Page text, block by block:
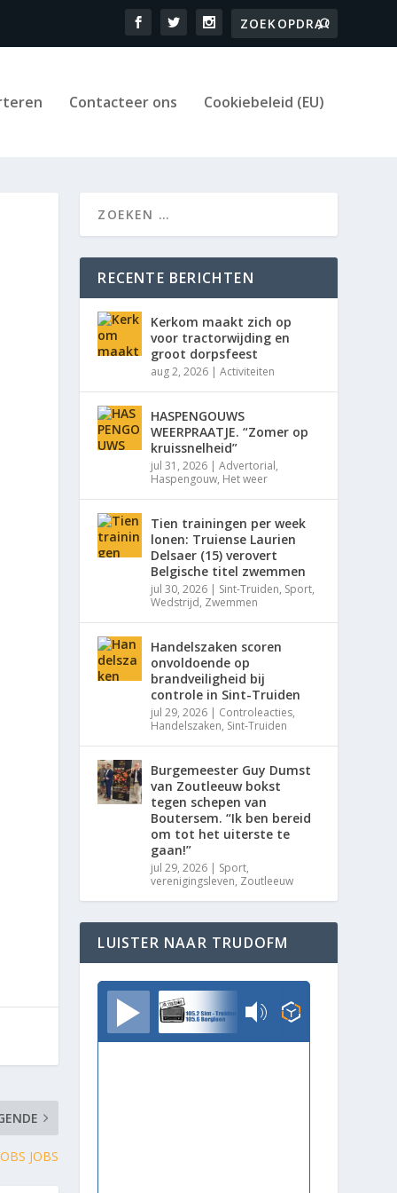
Contacteer ons Cookiebeleid (EU)
JOBS
RECENTE BERICHTEN
Kerkom maakt zich op
voor tractorwijding en
groot dorpsfeest
aug 2, 2026 |Activiteiten
HASPENGOUWS
WEERPRAATJE. “Zomer op
kruissnelheid”
jul 31, 2026 |Advertorial,
Haspengouw, Het weer
Tien trainingen per week
lonen: Truiense Laurien
Delsaer (15) verovert
Belgische titel zwemmen
jul 30, 2026 | Sint-Truiden, Sport,
Wedstrijd, Zwemmen
Handelszaken scoren
onvoldoende op
brandveiligheid bij
controle in Sint-Truiden
jul 29, 2026 | Controleacties,
Handelszaken, Sint-Truiden
Burgemeester Guy Dumst
van Zoutleeuw bokst
tegen schepen van
Boutersem. “Ik ben bereid
om tot het uiterste te
gaan!”
jul 29, 2026 | Sport,
verenigingsleven, Zoutleeuw
LUISTER NAAR TRUDOFM
TrudoFM